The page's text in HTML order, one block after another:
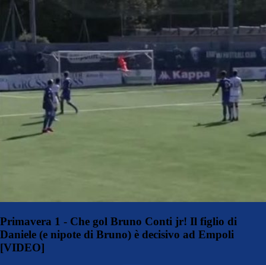
Primavera 1 - Che gol Bruno Conti jr! Il figlio di
Daniele (e nipote di Bruno) è decisivo ad Empoli
[VIDEO]